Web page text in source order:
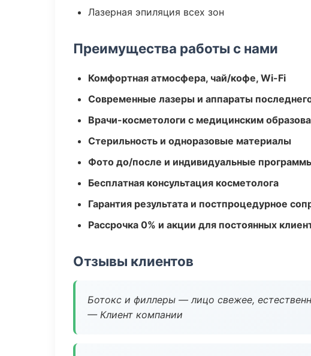
Лазерная эпиляция всех зон
Преимущества работы с нами
Комфортная атмосфера, чай/кофе, Wi-Fi
Современные лазеры и аппараты
Врачи-косметологи с медицинским
Стерильность и одноразовые материалы
Фото до/после и индивидуальные
Бесплатная консультация косметолога
Гарантия результата и постпроцедурное
Рассрочка 0% и акции для постоянных
Отзывы клиентов
Ботокс и филлеры — лицо свежее,
— Клиент компании